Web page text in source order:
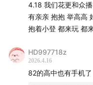
本期主播：遇见合适
儿界倪萍喵儿姐/舞池
本期嘉宾：就因为说了
迫录音的，靠山餐吧老
4.18 我们花更和众
有亲亲 抱抱 举高高 好玩又好吃的活动 希望中登们带着老登
抱着小登 都来玩 都
HD997718z
2026.4.16
82的高中也有手机了